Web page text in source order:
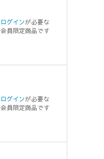
ログインが必要な
会員限定商品です
ログインが必要な
会員限定商品です